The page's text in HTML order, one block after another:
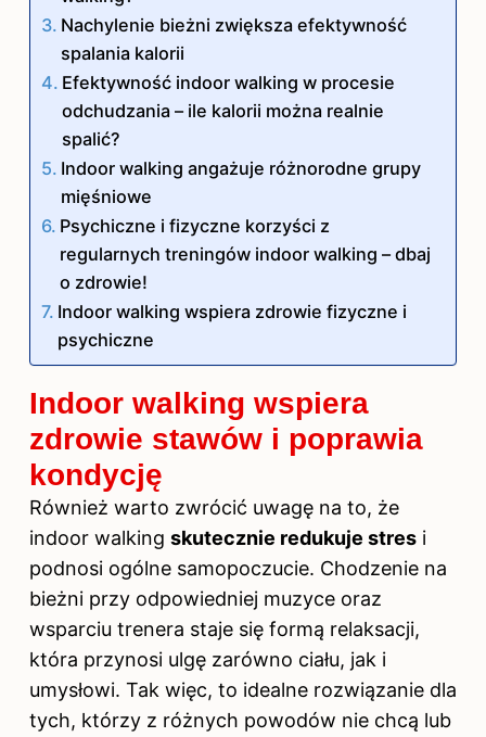
Nachylenie bieżni zwiększa efektywność
spalania kalorii
Efektywność indoor walking w procesie
odchudzania – ile kalorii można realnie
spalić?
Indoor walking angażuje różnorodne grupy
mięśniowe
Psychiczne i fizyczne korzyści z
regularnych treningów indoor walking – dbaj
o zdrowie!
Indoor walking wspiera zdrowie fizyczne i
psychiczne
Indoor walking wspiera
zdrowie stawów i poprawia
kondycję
Również warto zwrócić uwagę na to, że
indoor walking skutecznie redukuje stres i
podnosi ogólne samopoczucie. Chodzenie na
bieżni przy odpowiedniej muzyce oraz
wsparciu trenera staje się formą relaksacji,
która przynosi ulgę zarówno ciału, jak i
umysłowi. Tak więc, to idealne rozwiązanie dla
tych, którzy z różnych powodów nie chcą lub